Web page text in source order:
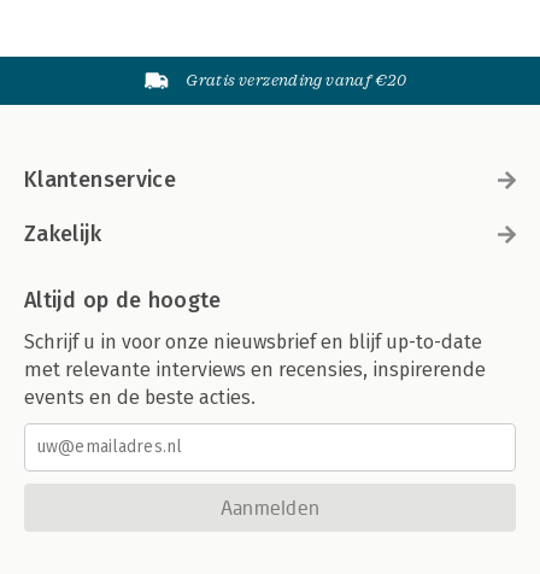
Gratis verzending vanaf €20
Klantenservice
Zakelijk
Altijd op de hoogte
Schrijf u in voor onze nieuwsbrief en blijf up-to-date
met relevante interviews en recensies, inspirerende
events en de beste acties.
Aanmelden